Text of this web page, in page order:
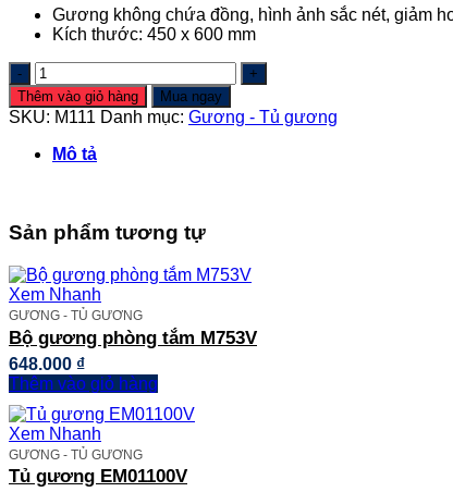
Gương không chứa đồng, hình ảnh sắc nét, giảm
Kích thước: 450 x 600 mm
Gương
soi
M111
số
lượng
Thêm vào giỏ hàng Mua ngay
SKU: M111 Danh mục: Gương - Tủ gương
Mô tả
Sản phẩm tương tự
Xem Nhanh
GƯƠNG - TỦ GƯƠNG
Bộ gương phòng tắm M753V
648.000 ₫
Thêm vào giỏ hàng
Xem Nhanh
GƯƠNG - TỦ GƯƠNG
Tủ gương EM01100V